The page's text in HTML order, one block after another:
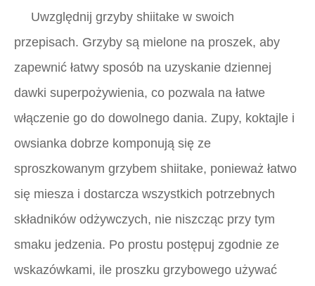
Uwzględnij grzyby shiitake w swoich
przepisach. Grzyby są mielone na proszek, aby
zapewnić łatwy sposób na uzyskanie dziennej
dawki superpożywienia, co pozwala na łatwe
włączenie go do dowolnego dania. Zupy, koktajle i
owsianka dobrze komponują się ze
sproszkowanym grzybem shiitake, ponieważ łatwo
się miesza i dostarcza wszystkich potrzebnych
składników odżywczych, nie niszcząc przy tym
smaku jedzenia. Po prostu postępuj zgodnie ze
wskazówkami, ile proszku grzybowego używać